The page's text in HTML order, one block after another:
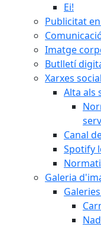
Ei!
Publicitat
Imatge
Butlletí
Xarxes
Alta als
Canal
Spotify
Galeria